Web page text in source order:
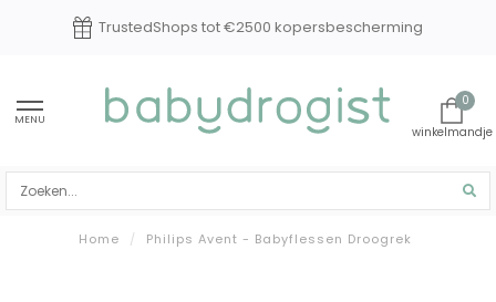
TrustedShops tot €2500 kopersbescherming
MENU
0
Home / Philips Avent - Babyflessen Droogrek